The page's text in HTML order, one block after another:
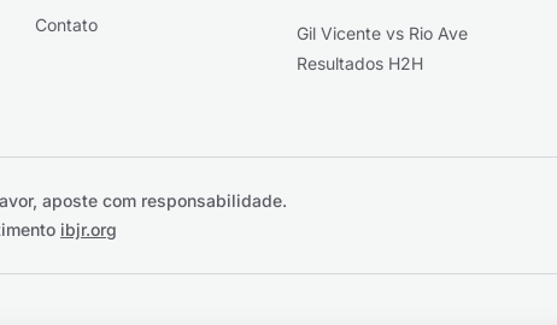
Contato
Gil Vicente vs Rio Ave
Resultados H2H
aposte com responsabilidade.
ibjr.org